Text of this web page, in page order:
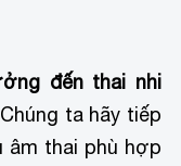
đến thai nhi
ta hãy tiếp
âm thai phù hợp